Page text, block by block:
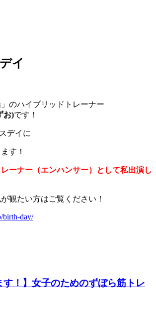
イ
」のハイブリッドトレーナー
お)です！
デイに
す！
ーナー（エンハンサー）として私出演し
観たい方はご覧ください！
birth-day/
す！】女子のためのずぼら筋トレ